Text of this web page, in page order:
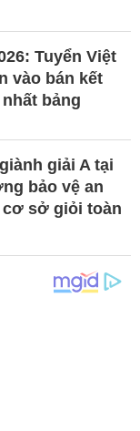
Tuyển Việt
vào bán kết
bảng
giải A tại
bảo vệ an
sở giỏi toàn